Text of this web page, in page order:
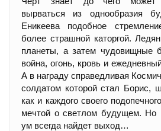
вырваться из однообразия
Еникеева подобное
более страшной каторгой.
планеты, а затем чудовищные
война, огонь, кровь и
А в награду справедливая
солдатом которой стал Борис,
как и каждого своего
мечтой о светлом будущем. Но
ум всегда найдет выход…